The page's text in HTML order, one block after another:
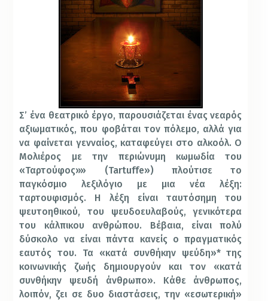
Σ’ ένα θεατρικό έργο, παρουσιάζεται ένας νεαρός
αξιωματικός, που φοβάται τον πόλεμο, αλλά για
να φαίνεται γενναίος, καταφεύγει στο αλκοόλ. Ο
Μολιέρος με την περιώνυμη κωμωδία του
«Ταρτούφος»» (Tartuffe») πλούτισε το
παγκόσμιο λεξιλόγιο με μια νέα λέξη:
ταρτουφισμός. Η λέξη είναι ταυτόσημη του
ψευτοηθικού, του ψευδοευλαβούς, γενικότερα
του κάλπικου ανθρώπου. Βέβαια, είναι πολύ
δύσκολο να είναι πάντα κανείς ο πραγματικός
εαυτός του. Τα «κατά συνθήκην ψεύδη»* της
κοινωνικής ζωής δημιουργούν και τον «κατά
συνθήκην ψευδή άνθρωπο». Κάθε άνθρωπος,
λοιπόν, ζει σε δυο διαστάσεις, την «εσωτερική»